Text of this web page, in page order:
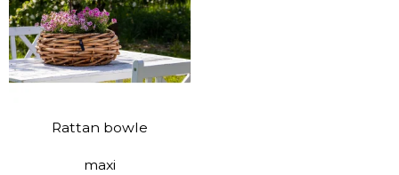
Rattan bowle
maxi